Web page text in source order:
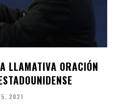
LLAMATIVA ORACIÓN
5, 2021